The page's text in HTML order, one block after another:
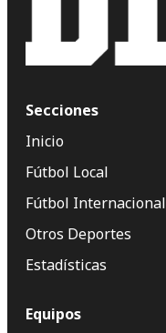
Secciones
Inicio
Fútbol Local
Fútbol Internacional
Otros Deportes
Estadísticas
Equipos